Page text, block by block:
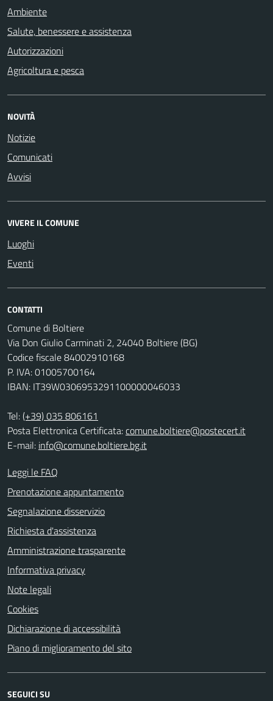
Ambiente
Salute, benessere e assistenza
Autorizzazioni
Agricoltura e pesca
NOVITÀ
Notizie
Comunicati
Avvisi
VIVERE IL COMUNE
Luoghi
Eventi
CONTATTI
Comune di Boltiere
Via Don Giulio Carminati 2, 24040 Boltiere (BG)
Codice fiscale 84002910168
P. IVA: 01005700164
IBAN: IT39W0306953291100000046033
Tel:(+39) 035 806161
Posta Elettronica Certificata:comune.boltiere@postecert.it
E-mail: info@comune.boltiere.bg.it
Leggi le FAQ
Prenotazione appuntamento
Segnalazione disservizio
Richiesta d'assistenza
Amministrazione trasparente
Informativa privacy
Note legali
Cookies
Dichiarazione di accessibilità
Piano di miglioramento del sito
SEGUICI SU